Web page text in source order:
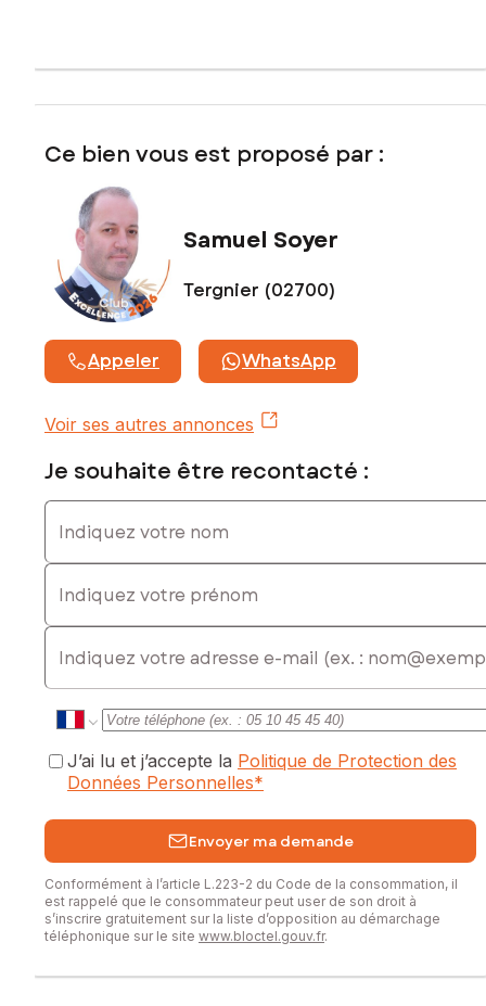
Ce bien vous est proposé par :
Samuel Soyer
Tergnier (02700)
Appeler WhatsApp
Voir ses autres annonces
Je souhaite être recontacté :
Indiquez votre nom
Indiquez votre prénom
E-mail
J’ai lu et j’accepte la Politique de Protection des
Données Personnelles*
Envoyer ma demande
Conformément à l’article L.223-2 du Code de la consommation, il
est rappelé que le consommateur peut user de son droit à
s’inscrire gratuitement sur la liste d’opposition au démarchage
téléphonique sur le site www.bloctel.gouv.fr.